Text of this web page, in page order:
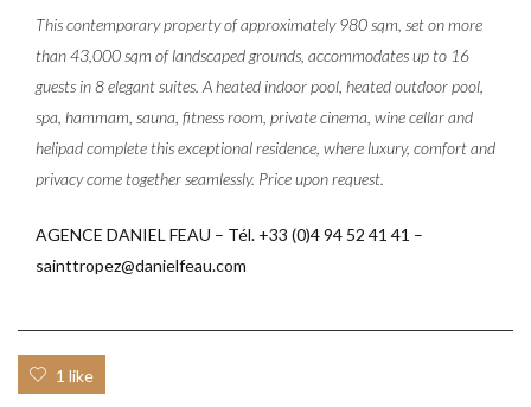
This contemporary property of approximately 980 sqm, set on more
than 43,000 sqm of landscaped grounds, accommodates up to 16
guests in 8 elegant suites. A heated indoor pool, heated outdoor pool,
spa, hammam, sauna, fitness room, private cinema, wine cellar and
helipad complete this exceptional residence, where luxury, comfort and
privacy come together seamlessly. Price upon request.
AGENCE DANIEL FEAU – Tél. +33 (0)4 94 52 41 41 –
sainttropez@danielfeau.com
1 like